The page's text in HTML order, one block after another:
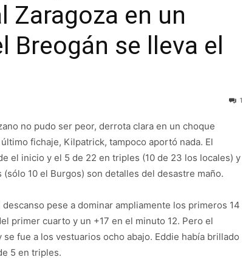
Zaragoza en un
Breogán se lleva el
1
no pudo ser peor, derrota clara en un choque
fichaje, Kilpatrick, tampoco aportó nada. El
el inicio y el 5 de 22 en triples (10 de 23 los locales) y
10 el Burgos) son detalles del desastre maño.
pese a dominar ampliamente los primeros 14
primer cuarto y un +17 en el minuto 12. Pero el
fue a los vestuarios ocho abajo. Eddie había brillado
5 en triples.